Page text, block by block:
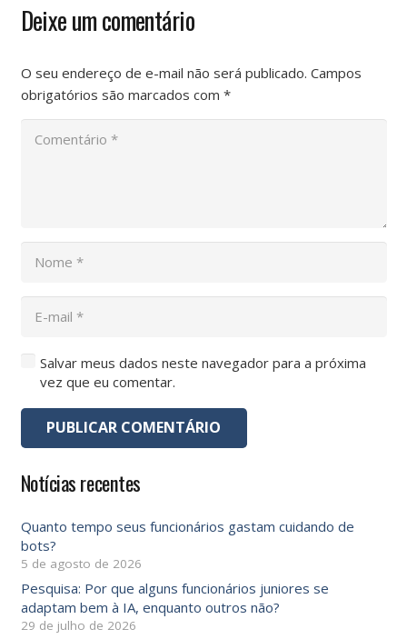
Deixe um comentário
O seu endereço de e-mail não será publicado. Campos
obrigatórios são marcados com *
Salvar meus dados neste navegador para a próxima
vez que eu comentar.
PUBLICAR COMENTÁRIO
Notícias recentes
Quanto tempo seus funcionários gastam cuidando de
bots?
5 de agosto de 2026
Pesquisa: Por que alguns funcionários juniores se
adaptam bem à IA, enquanto outros não?
29 de julho de 2026